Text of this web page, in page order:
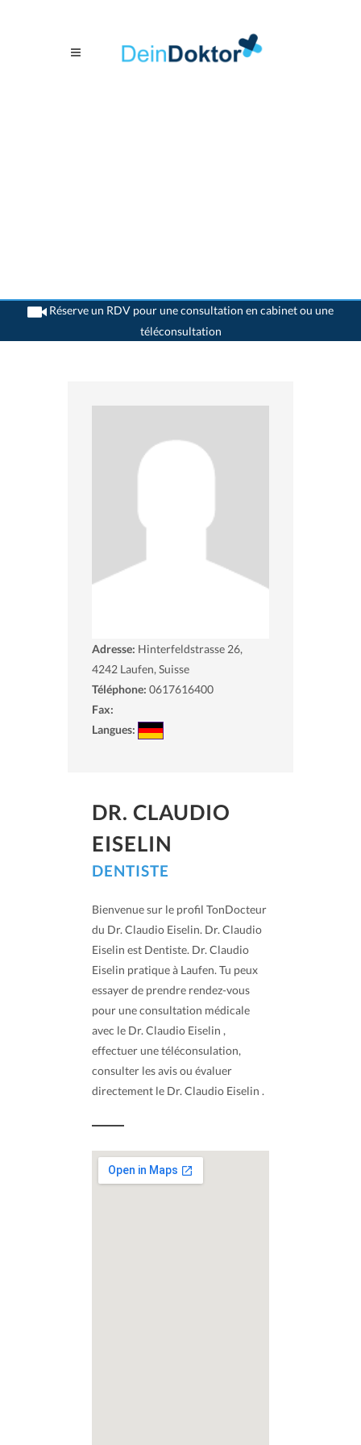
Réserve un RDV pour une consultation en cabinet ou une
téléconsultation
>Dentistes>Laufen>Dr. Claudio Eiselin
Adresse: Hinterfeldstrasse 26,
4242 Laufen, Suisse
Téléphone: 0617616400
Fax:
Langues:
DR. CLAUDIO
EISELIN
DENTISTE
Bienvenue sur le profil TonDocteur
du Dr. Claudio Eiselin. Dr. Claudio
Eiselin est Dentiste. Dr. Claudio
Eiselin pratique à Laufen. Tu peux
essayer de prendre rendez-vous
pour une consultation médicale
avec le Dr. Claudio Eiselin ,
effectuer une téléconsulation,
consulter les avis ou évaluer
directement le Dr. Claudio Eiselin .